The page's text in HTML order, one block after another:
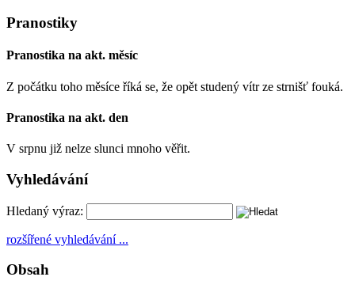
Pranostiky
Pranostika na akt. měsíc
Z počátku toho měsíce říká se, že opět studený vítr ze strnišť fouká.
Pranostika na akt. den
V srpnu již nelze slunci mnoho věřit.
Vyhledávání
Hledaný výraz:
rozšířené vyhledávání ...
Obsah